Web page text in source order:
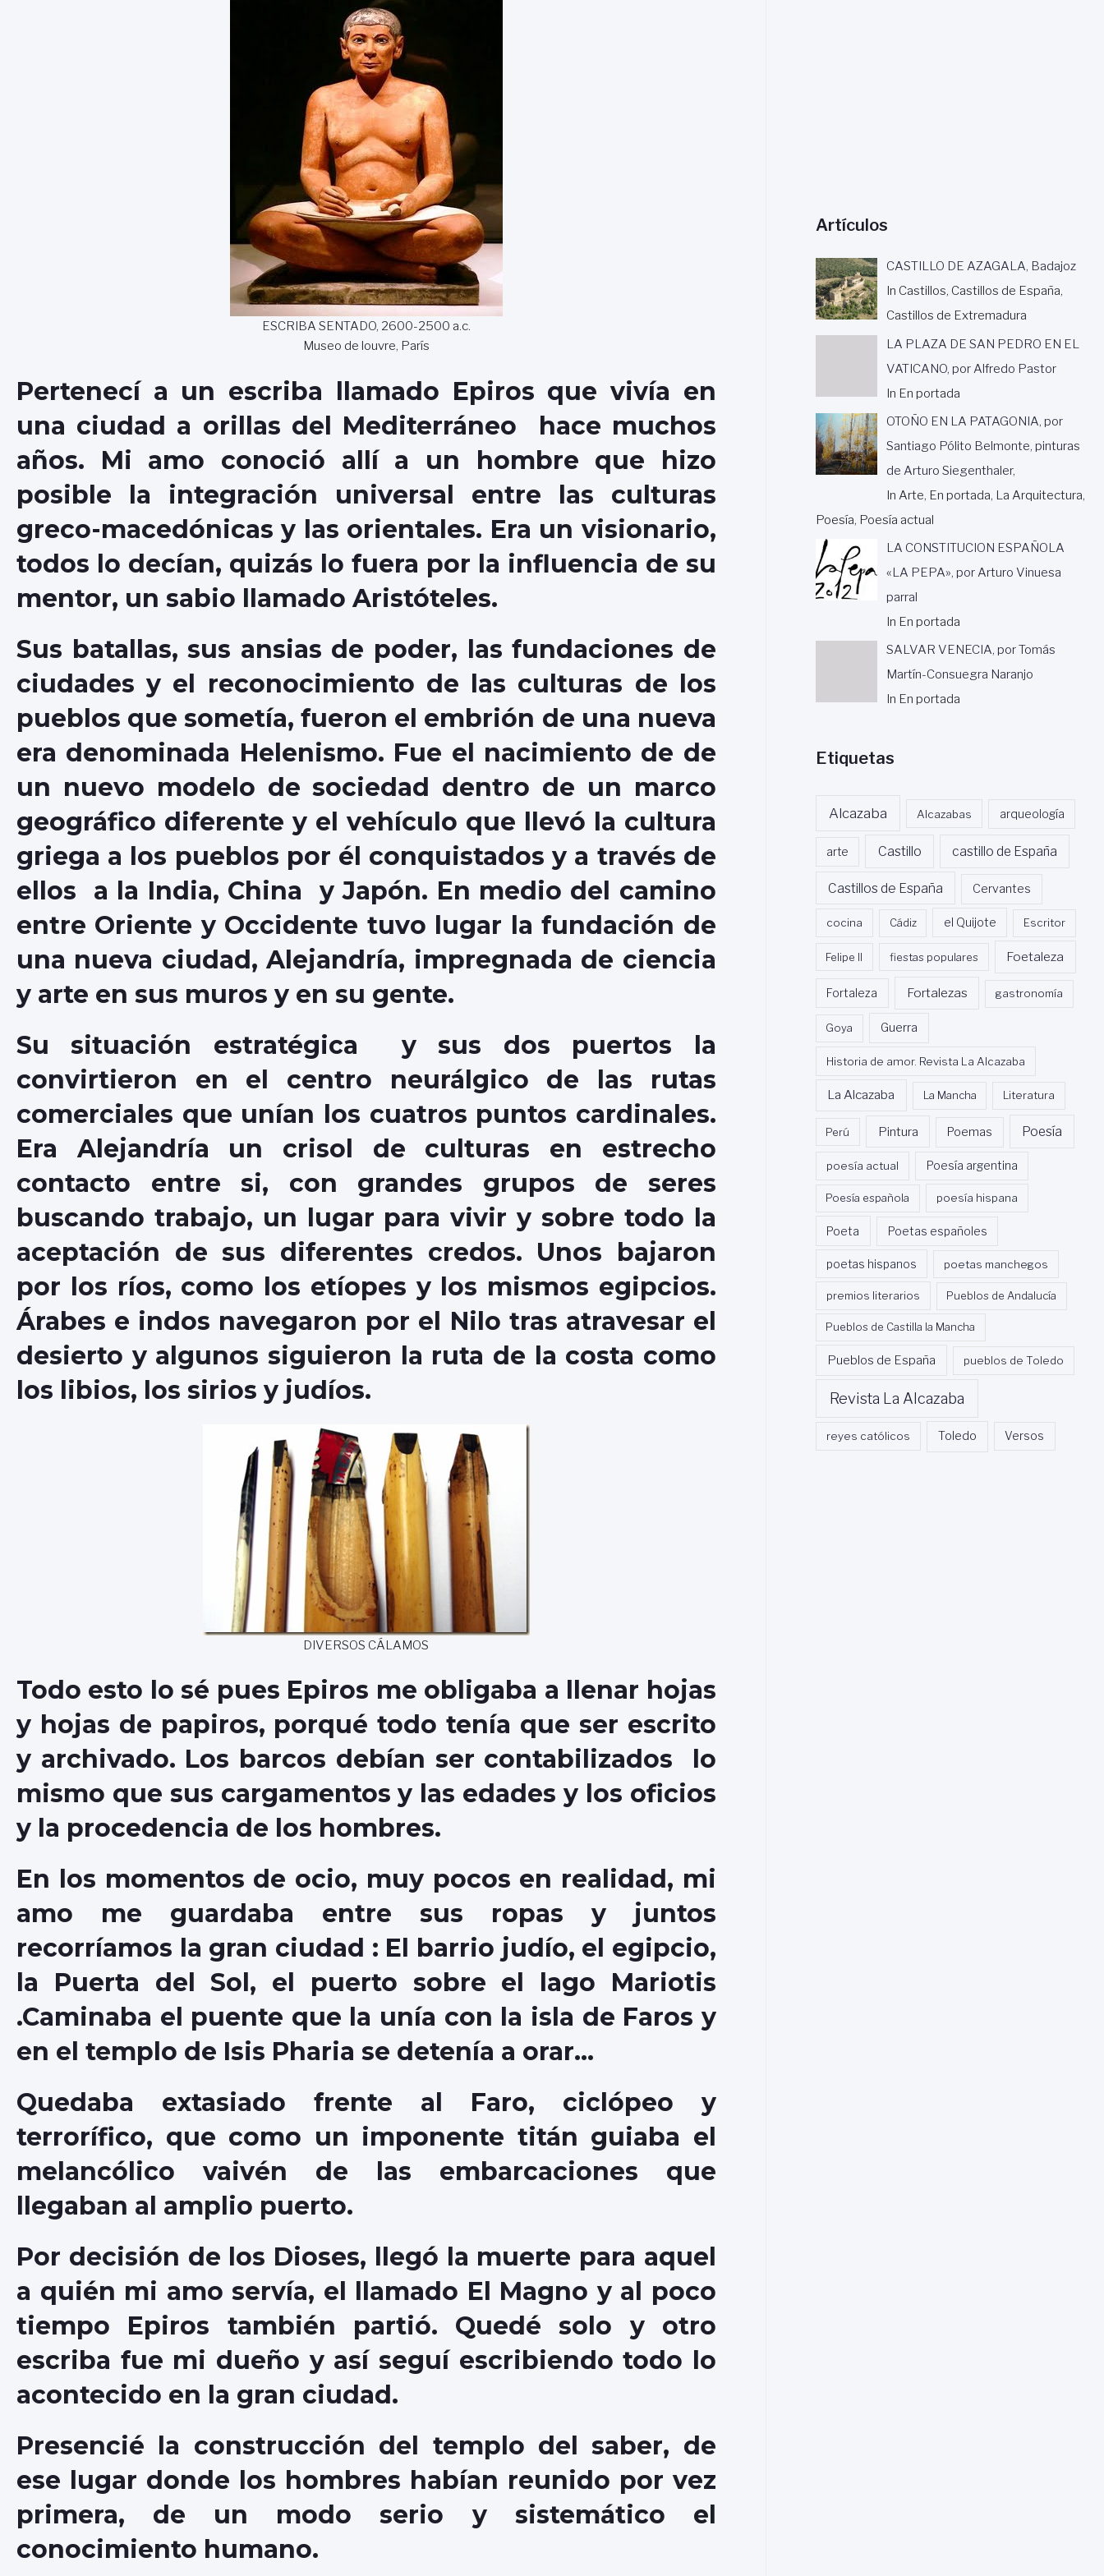
ESCRIBA SENTADO, 2600-2500 a.c.
Museo de louvre, París
Pertenecí a un escriba llamado Epiros que vivía en
una ciudad a orillas del Mediterráneo hace muchos
años. Mi amo conoció allí a un hombre que hizo
posible la integración universal entre las culturas
greco-macedónicas y las orientales. Era un visionario,
todos lo decían, quizás lo fuera por la influencia de su
mentor, un sabio llamado Aristóteles.
Sus batallas, sus ansias de poder, las fundaciones de
ciudades y el reconocimiento de las culturas de los
pueblos que sometía, fueron el embrión de una nueva
era denominada Helenismo. Fue el nacimiento de de
un nuevo modelo de sociedad dentro de un marco
geográfico diferente y el vehículo que llevó la cultura
griega a los pueblos por él conquistados y a través de
ellos a la India, China y Japón. En medio del camino
entre Oriente y Occidente tuvo lugar la fundación de
una nueva ciudad, Alejandría, impregnada de ciencia
y arte en sus muros y en su gente.
Su situación estratégica y sus dos puertos la
convirtieron en el centro neurálgico de las rutas
comerciales que unían los cuatros puntos cardinales.
Era Alejandría un crisol de culturas en estrecho
contacto entre si, con grandes grupos de seres
buscando trabajo, un lugar para vivir y sobre todo la
aceptación de sus diferentes credos. Unos bajaron
por los ríos, como los etíopes y los mismos egipcios.
Árabes e indos navegaron por el Nilo tras atravesar el
desierto y algunos siguieron la ruta de la costa como
los libios, los sirios y judíos.
DIVERSOS CÁLAMOS
Todo esto lo sé pues Epiros me obligaba a llenar hojas
y hojas de papiros, porqué todo tenía que ser escrito
y archivado. Los barcos debían ser contabilizados lo
mismo que sus cargamentos y las edades y los oficios
y la procedencia de los hombres.
En los momentos de ocio, muy pocos en realidad, mi
amo me guardaba entre sus ropas y juntos
recorríamos la gran ciudad : El barrio judío, el egipcio,
la Puerta del Sol, el puerto sobre el lago Mariotis
.Caminaba el puente que la unía con la isla de Faros y
en el templo de Isis Pharia se detenía a orar…
Quedaba extasiado frente al Faro, ciclópeo y
terrorífico, que como un imponente titán guiaba el
melancólico vaivén de las embarcaciones que
llegaban al amplio puerto.
Por decisión de los Dioses, llegó la muerte para aquel
a quién mi amo servía, el llamado El Magno y al poco
tiempo Epiros también partió. Quedé solo y otro
escriba fue mi dueño y así seguí escribiendo todo lo
acontecido en la gran ciudad.
Presencié la construcción del templo del saber, de
ese lugar donde los hombres habían reunido por vez
primera, de un modo serio y sistemático el
conocimiento humano.
Artículos
CASTILLO DE AZAGALA, Badajoz
In Castillos, Castillos de España,
Castillos de Extremadura
LA PLAZA DE SAN PEDRO EN EL
VATICANO, por Alfredo Pastor
In En portada
OTOÑO EN LA PATAGONIA, por
Santiago Pólito Belmonte, pinturas
de Arturo Siegenthaler,
In Arte, En portada, La Arquitectura,
Poesía, Poesía actual
LA CONSTITUCION ESPAÑOLA
«LA PEPA», por Arturo Vinuesa
parral
In En portada
SALVAR VENECIA, por Tomás
Martín-Consuegra Naranjo
In En portada
Etiquetas
Alcazaba Alcazabas arqueología
arte Castillo castillo de España
Castillos de España Cervantes
cocina Cádiz el Quijote Escritor
Felipe II fiestas populares Foetaleza
Fortaleza Fortalezas gastronomía
Goya Guerra
Historia de amor. Revista La Alcazaba
La Alcazaba La Mancha Literatura
Perú Pintura Poemas Poesía
poesía actual Poesía argentina
Poesía española poesía hispana
Poeta Poetas españoles
poetas hispanos poetas manchegos
premios literarios Pueblos de Andalucía
Pueblos de Castilla la Mancha
Pueblos de España pueblos de Toledo
Revista La Alcazaba
reyes católicos Toledo Versos